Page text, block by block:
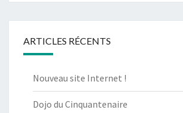
ARTICLES RÉCENTS
Nouveau site Internet !
Dojo du Cinquantenaire